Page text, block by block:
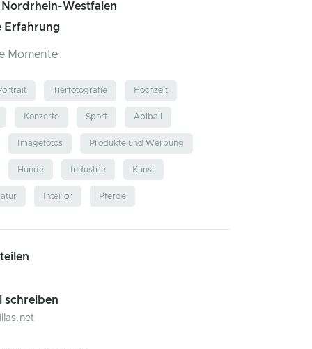
Westfalen
Erfahrung
Momente
Tierfotografie Hochzeit
Konzerte Sport Abiball
Imagefotos Produkte und Werbung
Hunde Industrie Kunst
Interior Pferde
schreiben